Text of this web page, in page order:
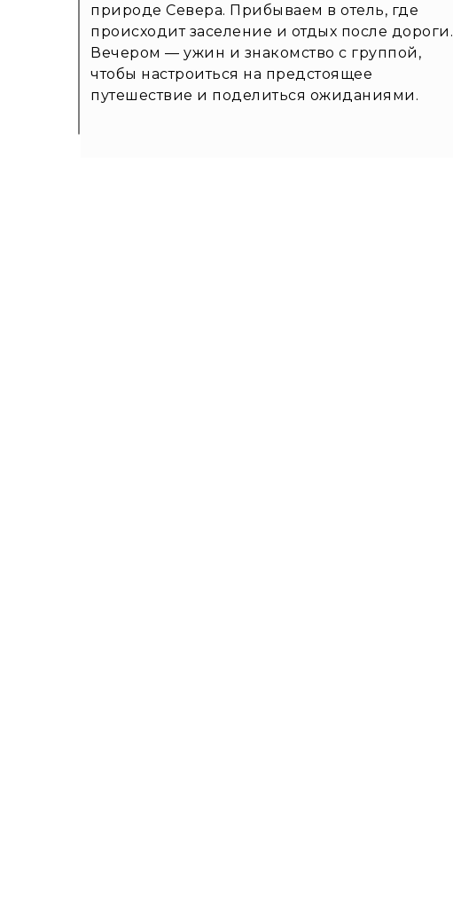
природе Севера. Прибываем в отель, где
происходит заселение и отдых после дороги.
Вечером — ужин и знакомство с группой,
чтобы настроиться на предстоящее
путешествие и поделиться ожиданиями.